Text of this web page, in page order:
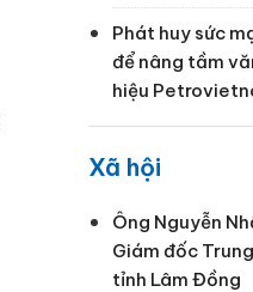
Phát huy sức
để nâng tầm
hiệu
Xã hội
Ông Nguyễn
Giám đốc
tỉnh Lâm Đồng